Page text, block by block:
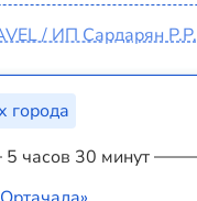
/ ИП Сардарян Р.Р.
города
5 часов 30 минут